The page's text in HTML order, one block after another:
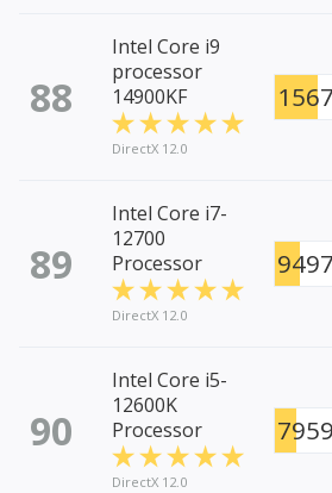
88
Intel Core i9
processor
14900KF
DirectX 12.0
89
Intel Core i7-
12700
Processor
DirectX 12.0
9497
90
Intel Core i5-
12600K
Processor
DirectX 12.0
7959